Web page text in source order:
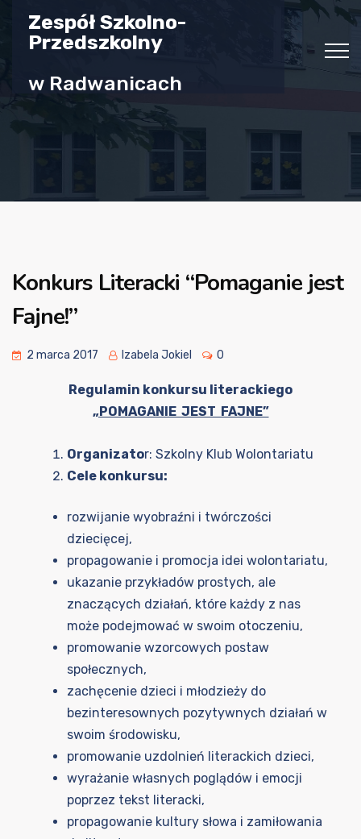
Zespół Szkolno-
Przedszkolny
w Radwanicach
Konkurs Literacki “Pomaganie jest
Fajne!”
2 marca 2017 Izabela Jokiel 0
Regulamin konkursu literackiego
„POMAGANIE JEST FAJNE”
Organizator: Szkolny Klub Wolontariatu
Cele konkursu:
rozwijanie wyobraźni i twórczości
dziecięcej,
propagowanie i promocja idei wolontariatu,
ukazanie przykładów prostych, ale
znaczących działań, które każdy z nas
może podejmować w swoim otoczeniu,
promowanie wzorcowych postaw
społecznych,
zachęcenie dzieci i młodzieży do
bezinteresownych pozytywnych działań w
swoim środowisku,
promowanie uzdolnień literackich dzieci,
wyrażanie własnych poglądów i emocji
poprzez tekst literacki,
propagowanie kultury słowa i zamiłowania